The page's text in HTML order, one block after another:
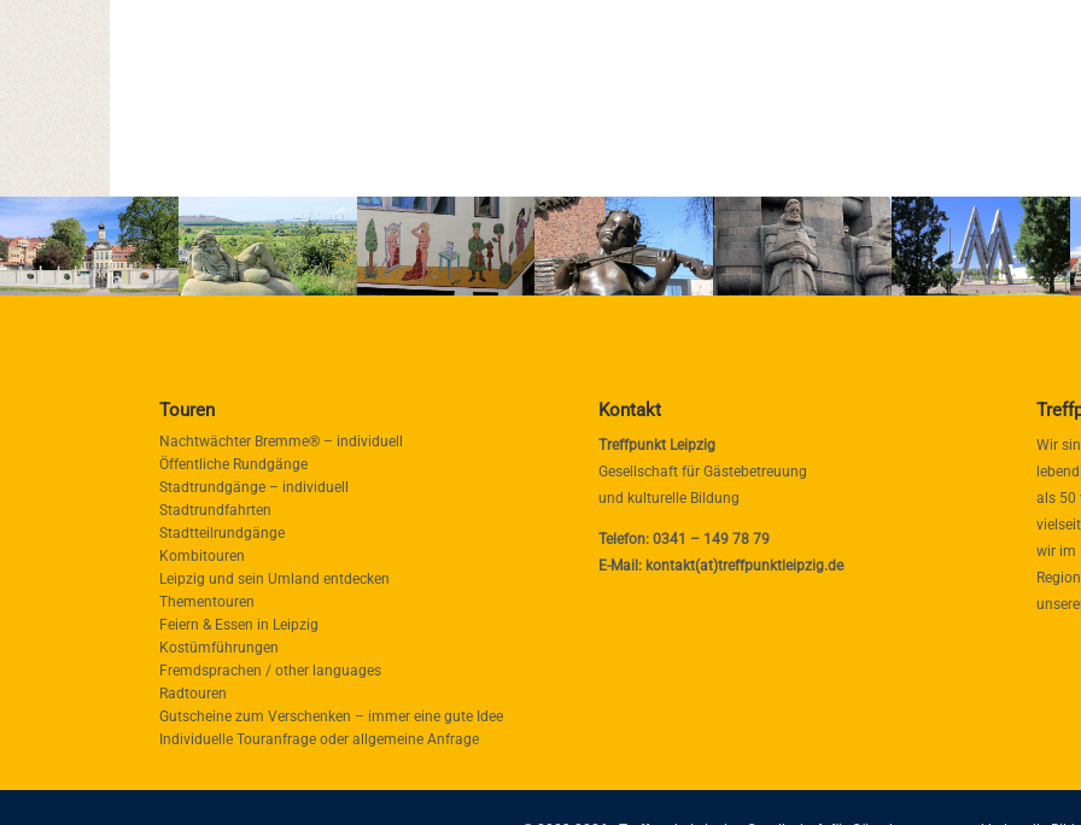
Touren
Nachtwächter Bremme® – individuell
Öffentliche Rundgänge
Stadtrundgänge – individuell
Stadtrundfahrten
Stadtteilrundgänge
Kombitouren
Leipzig und sein Umland entdecken
Thementouren
Feiern & Essen in Leipzig
Kostümführungen
Fremdsprachen / other languages
Radtouren
Gutscheine zum Verschenken – immer eine gute Idee
Individuelle Touranfrage oder allgemeine Anfrage
Kontakt
Treffpunkt Leipzig
Gesellschaft für Gästebetreuung
und kulturelle Bildung
Telefon: 0341 – 149 78 79
E-Mail: kontakt(at)treffpunktleipzig.de
Wir
als 50
wir im